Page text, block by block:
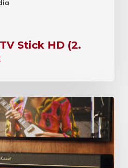
Stick HD (2.